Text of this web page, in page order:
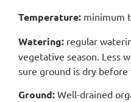
Temperature: minimum
Watering: regular
vegetative season. Less
sure ground is dry before
Ground: Well-drained